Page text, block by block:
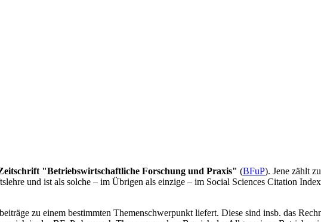
"Betriebswirtschaftliche Forschung und Praxis" (BFuP). Jene zählt
und ist als solche – im Übrigen als einzige – im Social Sciences Citation
zu einem bestimmten Themenschwerpunkt liefert. Diese sind insb. das